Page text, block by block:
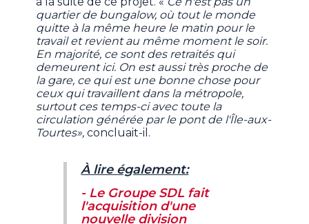
quartier de bungalow, où tout le monde
quitte à la même heure le matin pour le
travail et revient au même moment le soir.
En majorité, ce sont des retraités qui
demeurent ici. On est aussi très proche de
la gare, ce qui est une bonne chose pour
ceux qui travaillent dans la métropole,
surtout ces temps-ci avec toute la
circulation générée par le pont de l'Île-aux-
Tourtes»,concluait-il.
À lire également:
- Le Groupe SDL fait
l'acquisition d'une
nouvelle division